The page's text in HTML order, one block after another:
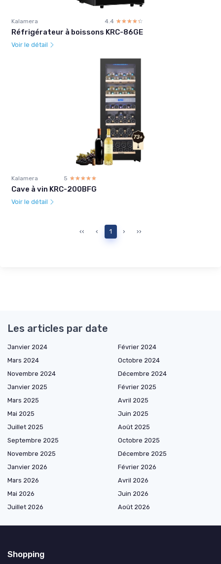
Kalamera 4.4 ☆☆☆☆☆
★★★★★
Réfrigérateur à boissons KRC-86GE
Voir le détail
Kalamera 5 ☆☆☆☆☆
★★★★★
Cave à vin KRC-200BFG
Voir le détail
‹‹ ‹ 1 › ››
Les articles par date
Janvier 2024
Février 2024
Mars 2024
Octobre 2024
Novembre 2024
Décembre 2024
Janvier 2025
Février 2025
Mars 2025
Avril 2025
Mai 2025
Juin 2025
Juillet 2025
Août 2025
Septembre 2025
Octobre 2025
Novembre 2025
Décembre 2025
Janvier 2026
Février 2026
Mars 2026
Avril 2026
Mai 2026
Juin 2026
Juillet 2026
Août 2026
Shopping